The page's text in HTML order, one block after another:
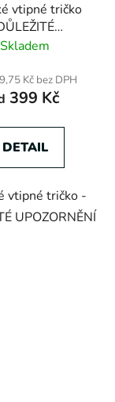
vtipné tričko
Skladem
Kč bez DPH
399 Kč
DETAIL
vtipné tričko -
UPOZORNĚNÍ